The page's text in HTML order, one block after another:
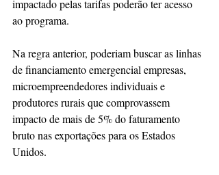
impactado pelas tarifas poderão ter acesso
ao programa.
Na regra anterior, poderiam buscar as linhas
de financiamento emergencial empresas,
microempreendedores individuais e
produtores rurais que comprovassem
impacto de mais de 5% do faturamento
bruto nas exportações para os Estados
Unidos.